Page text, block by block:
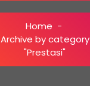
Home -
Archive by category
"Prestasi"